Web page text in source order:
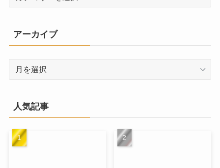
ー
アーカイブ
ブ
人気記事